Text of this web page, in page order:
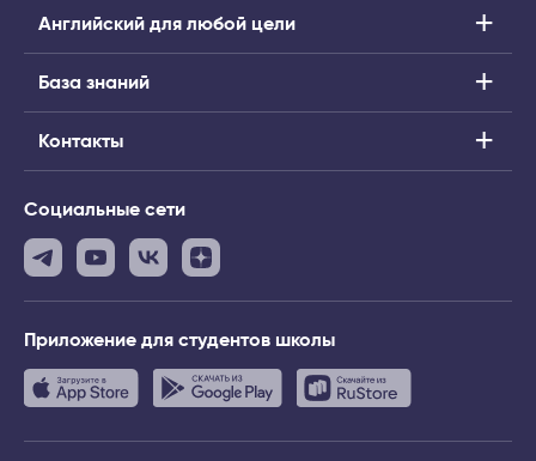
Английский для любой цели
База знаний
Контакты
Социальные сети
Приложение для студентов школы